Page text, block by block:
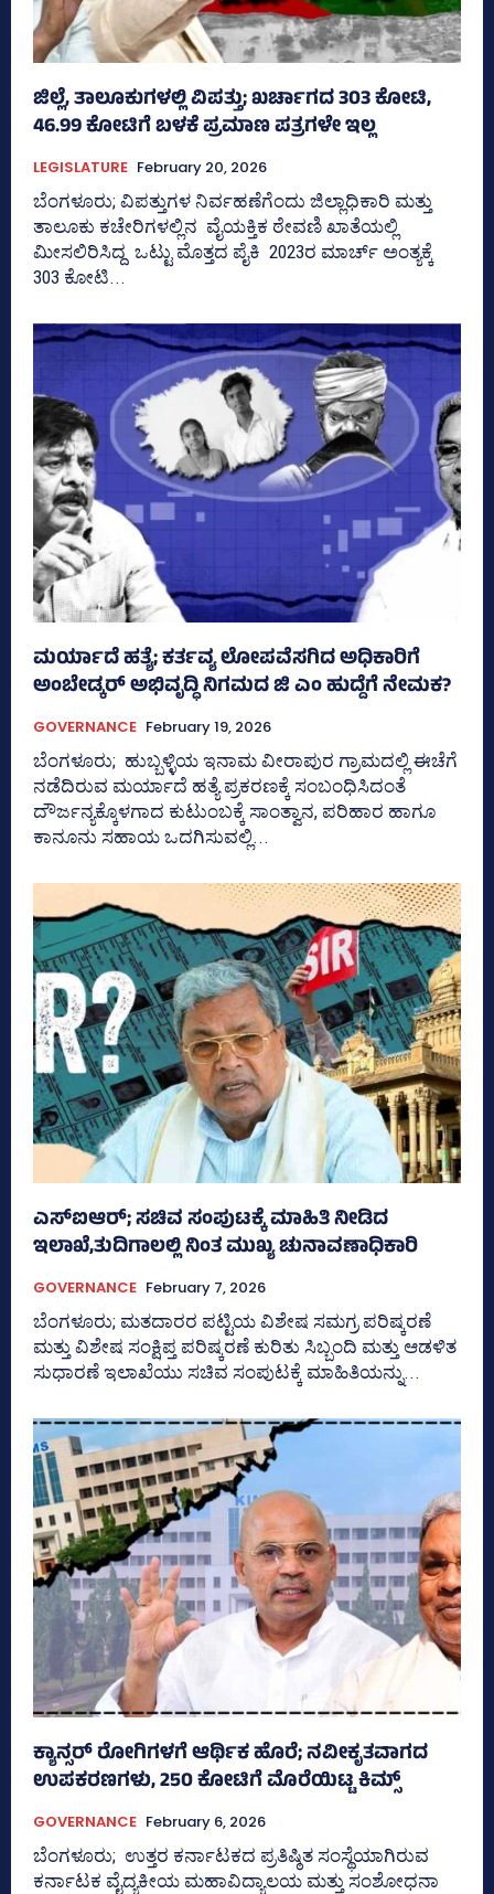
ಜಿಲ್ಲೆ, ತಾಲೂಕುಗಳಲ್ಲಿ ವಿಪತ್ತು; ಖರ್ಚಾಗದ 303 ಕೋಟಿ,
46.99 ಕೋಟಿಗೆ ಬಳಕೆ ಪ್ರಮಾಣ ಪತ್ರಗಳೇ ಇಲ್ಲ
LEGISLATURE February 20, 2026
ಬೆಂಗಳೂರು; ವಿಪತ್ತುಗಳ ನಿರ್ವಹಣೆಗೆಂದು ಜಿಲ್ಲಾಧಿಕಾರಿ ಮತ್ತು
ತಾಲೂಕು ಕಚೇರಿಗಳಲ್ಲಿನ ವೈಯಕ್ತಿಕ ಠೇವಣಿ ಖಾತೆಯಲ್ಲಿ
ಮೀಸಲಿರಿಸಿದ್ದ ಒಟ್ಟು ಮೊತ್ತದ ಪೈಕಿ 2023ರ ಮಾರ್ಚ್‌ ಅಂತ್ಯಕ್ಕೆ
303 ಕೋಟಿ...
ಮರ್ಯಾದೆ ಹತ್ಯೆ; ಕರ್ತವ್ಯ ಲೋಪವೆಸಗಿದ ಅಧಿಕಾರಿಗೆ
ಅಂಬೇಡ್ಕರ್ ಅಭಿವೃದ್ಧಿ ನಿಗಮದ ಜಿ ಎಂ ಹುದ್ದೆಗೆ ನೇಮಕ?
GOVERNANCE February 19, 2026
ಬೆಂಗಳೂರು; ಹುಬ್ಬಳ್ಳಿಯ ಇನಾಮ ವೀರಾಪುರ ಗ್ರಾಮದಲ್ಲಿ ಈಚೆಗೆ
ನಡೆದಿರುವ ಮರ್ಯಾದೆ ಹತ್ಯೆ ಪ್ರಕರಣಕ್ಕೆ ಸಂಬಂಧಿಸಿದಂತೆ
ದೌರ್ಜನ್ಯಕ್ಕೊಳಗಾದ ಕುಟುಂಬಕ್ಕೆ ಸಾಂತ್ವಾನ, ಪರಿಹಾರ ಹಾಗೂ
ಕಾನೂನು ಸಹಾಯ ಒದಗಿಸುವಲ್ಲಿ...
ಎಸ್‌ಐಆರ್; ಸಚಿವ ಸಂಪುಟಕ್ಕೆ ಮಾಹಿತಿ ನೀಡಿದ
ಇಲಾಖೆ,ತುದಿಗಾಲಲ್ಲಿ ನಿಂತ ಮುಖ್ಯ ಚುನಾವಣಾಧಿಕಾರಿ
GOVERNANCE February 7, 2026
ಬೆಂಗಳೂರು; ಮತದಾರರ ಪಟ್ಟಿಯ ವಿಶೇಷ ಸಮಗ್ರ ಪರಿಷ್ಕರಣೆ
ಮತ್ತು ವಿಶೇಷ ಸಂಕ್ಷಿಪ್ತ ಪರಿಷ್ಕರಣೆ ಕುರಿತು ಸಿಬ್ಬಂದಿ ಮತ್ತು ಆಡಳಿತ
ಸುಧಾರಣೆ ಇಲಾಖೆಯು ಸಚಿವ ಸಂಪುಟಕ್ಕೆ ಮಾಹಿತಿಯನ್ನು...
ಕ್ಯಾನ್ಸರ್ ರೋಗಿಗಳಗೆ ಆರ್ಥಿಕ ಹೊರೆ; ನವೀಕೃತವಾಗದ
ಉಪಕರಣಗಳು, 250 ಕೋಟಿಗೆ ಮೊರೆಯಿಟ್ಟ ಕಿಮ್ಸ್
GOVERNANCE February 6, 2026
ಬೆಂಗಳೂರು; ಉತ್ತರ ಕರ್ನಾಟಕದ ಪ್ರತಿಷ್ಠಿತ ಸಂಸ್ಥೆಯಾಗಿರುವ
ಕರ್ನಾಟಕ ವೈದ್ಯಕೀಯ ಮಹಾವಿದ್ಯಾಲಯ ಮತ್ತು ಸಂಶೋಧನಾ